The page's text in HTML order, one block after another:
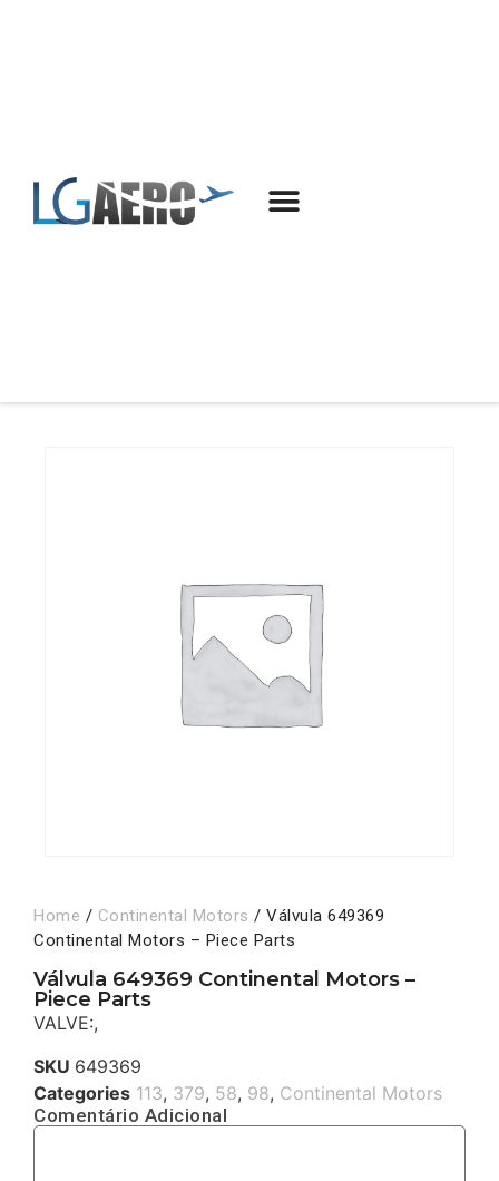
Home / Continental Motors / Válvula 649369
Continental Motors – Piece Parts
Válvula 649369 Continental Motors –
Piece Parts
VALVE:,
SKU 649369
Categories 113, 379, 58, 98, Continental Motors
Comentário Adicional